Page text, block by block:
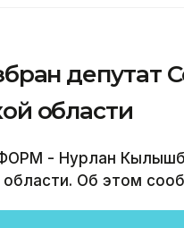
депутат
области
- Нурлан
Об этом